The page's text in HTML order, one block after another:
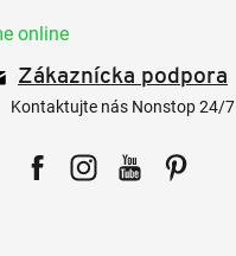
online
Zákaznícka podpora
Kontaktujte nás Nonstop 24/7